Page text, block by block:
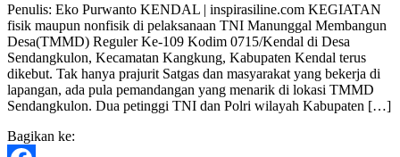
Kendal
Penulis: Eko Purwanto KENDAL | inspirasiline.com KEGIATAN
fisik maupun nonfisik di pelaksanaan TNI Manunggal Membangun
Desa(TMMD) Reguler Ke-109 Kodim 0715/Kendal di Desa
Sendangkulon, Kecamatan Kangkung, Kabupaten Kendal terus
dikebut. Tak hanya prajurit Satgas dan masyarakat yang bekerja di
lapangan, ada pula pemandangan yang menarik di lokasi TMMD
Sendangkulon. Dua petinggi TNI dan Polri wilayah Kabupaten […]
Bagikan ke: